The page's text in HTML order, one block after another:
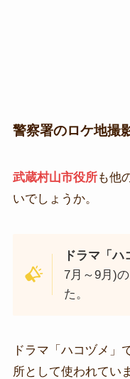
警察署のロケ地撮
武蔵村山市役所も他
いでしょうか。
ドラマ「ハ
7月～9月)
た。
ドラマ「ハコヅメ」
所として使われてい